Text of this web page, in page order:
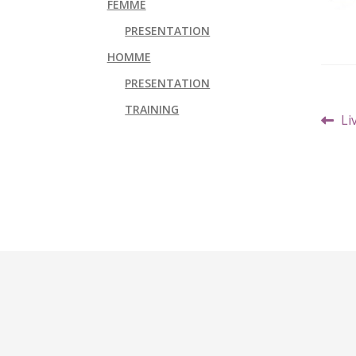
FEMME
PRESENTATION
HOMME
PRESENTATION
TRAINING